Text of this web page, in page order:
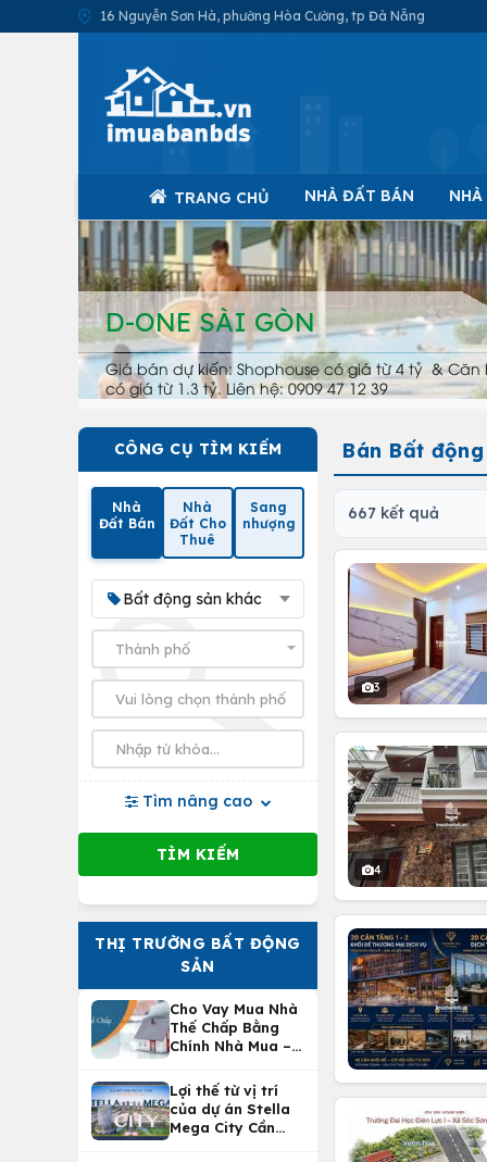
16 Nguyễn Sơn Hà, phường Hòa Cường, tp Đà Nẵng
TRANG CHỦ NHÀ ĐẤT BÁN
D-ONE SÀI GÒN
Giá bán dự kiến: Shophouse có giá từ 4 tỷ & Căn
có giá từ 1.3 tỷ. Liên hệ: 0909 47 12 39
CÔNG CỤ TÌM KIẾM
Nhà
Đất Bán
Nhà
Đất Cho
Thuê
Sang
nhượng
Bất động sản khác
Tìm nâng cao
THỊ TRƯỜNG BẤT ĐỘNG
SẢN
Cho Vay Mua Nhà
Thế Chấp Bằng
Chính Nhà Mua –
Nhà Tại
Vietcombank
Lợi thế từ vị trí
của dự án Stella
Mega City Cần
Bán Bất
667 kết quả
3
4